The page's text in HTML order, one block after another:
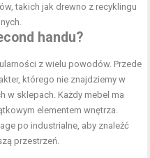
takich jak drewno z recyklingu
handu?
z wielu powodów. Przede
którego nie znajdziemy w
w sklepach. Każdy mebel ma
elementem wnętrza.
po industrialne, aby znaleźć
przestrzeń.